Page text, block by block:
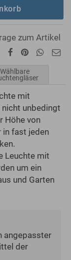
zum Artikel
Wählbare
mit
unbedingt
Höhe von
in fast jeden
Leuchte mit
um ein
und Garten
angepasster
der